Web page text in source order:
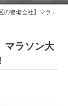
ソン大会の応援に行って思ったこと！
マラソン大